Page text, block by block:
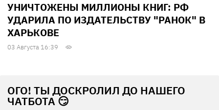
УНИЧТОЖЕНЫ МИЛЛИОНЫ КНИГ: РФ
УДАРИЛА ПО ИЗДАТЕЛЬСТВУ "РАНОК" В
ХАРЬКОВЕ
03 Августа 16:39
ОГО! ТЫ ДОСКРОЛИЛ ДО НАШЕГО
ЧАТБОТА 😏